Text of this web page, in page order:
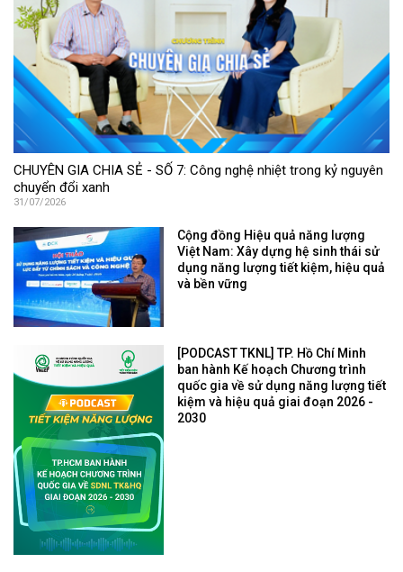
CHUYÊN GIA CHIA SẺ - SỐ 7: Công nghệ nhiệt trong kỷ nguyên
chuyển đổi xanh
31/07/2026
Cộng đồng Hiệu quả năng lượng
Việt Nam: Xây dựng hệ sinh thái sử
dụng năng lượng tiết kiệm, hiệu quả
và bền vững
[PODCAST TKNL] TP. Hồ Chí Minh
ban hành Kế hoạch Chương trình
quốc gia về sử dụng năng lượng tiết
kiệm và hiệu quả giai đoạn 2026 -
2030